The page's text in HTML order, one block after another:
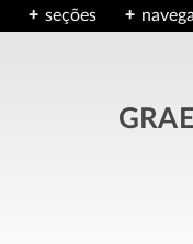
seções